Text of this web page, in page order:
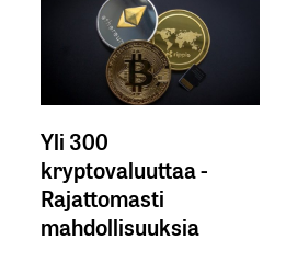
Yli 300
kryptovaluuttaa -
Rajattomasti
mahdollisuuksia